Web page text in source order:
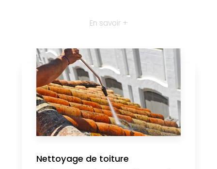
En savoir +
Nettoyage de toiture